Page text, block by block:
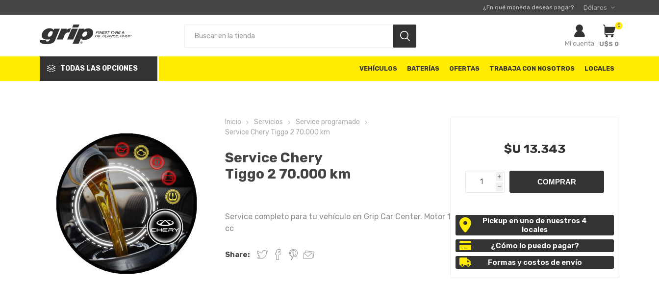
¿En qué moneda deseas pagar?
Mi cuenta
0
U$S 0
TODAS LAS OPCIONES VEHÍCULOS BATERÍAS OFERTAS TRABAJA CON NOSOTROS LOCALES
Inicio Servicios
Service programado
Service Chery Tiggo 2 70.000 km
Service Chery
Tiggo 2 70.000 km
Service completo para tu vehículo en Grip Car Center. Motor 1.5
cc
Share:
$U 13.343
i
h
Pickup en uno de nuestros 4
locales
¿Cómo lo puedo pagar?
Formas y costos de envío